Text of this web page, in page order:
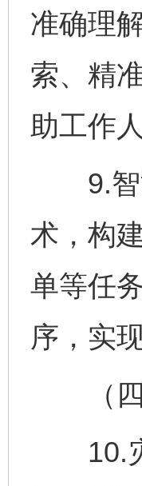
准确理
索、精
助工作
9.智能
术，构
单等任
序，实
（四
10.灾